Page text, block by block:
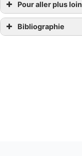
Pour aller plus loin
Bibliographie